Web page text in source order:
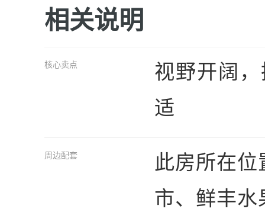
相关说明
核心卖点
视野开阔
适
周边配套
此房所在位
市、鲜丰水